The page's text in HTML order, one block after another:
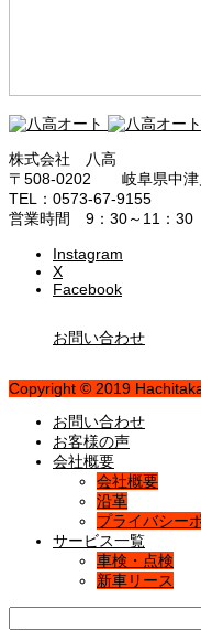
株式会社 八高
〒508-0202 岐阜県中
TEL：0573-67-9155
営業時間 9：30～11：
Instagram
X
Facebook
お問い合わせ
Copyright © 2019
お問い合わせ
お客様の声
会社概要
会社概要
沿革
プライバシー
サービス一覧
車検・点検
新車リース